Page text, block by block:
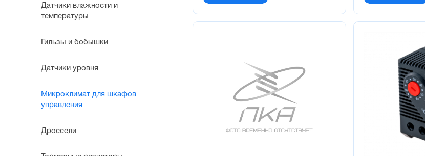
Датчики влажности и
температуры
Гильзы и бобышки
Датчики уровня
Микроклимат для шкафов
управления
Дроссели